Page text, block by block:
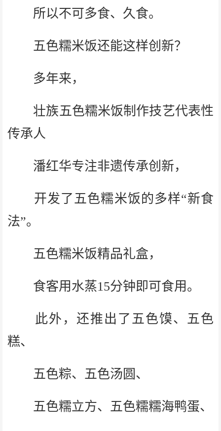
所以不可多食、久食。
五色糯米饭还能这样创新？
多年来，
壮族五色糯米饭制作技艺代表性
传承人
潘红华专注非遗传承创新，
开发了五色糯米饭的多样“新食
法”。
五色糯米饭精品礼盒，
食客用水蒸15分钟即可食用。
此外，还推出了五色馍、五色
糕、
五色粽、五色汤圆、
五色糯立方、五色糯糯海鸭蛋、